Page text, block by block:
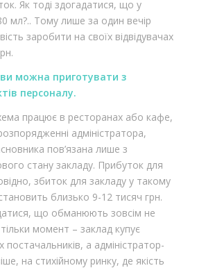
Як тоді здогадатися, що у
мл?.. Тому лише за один вечір
заробити на своїх відвідувачах
можна приготувати з
персоналу.
працює в ресторанах або кафе,
адміністратора,
пов’язана лише з
стану закладу. Прибуток для
збиток для закладу у такому
близько 9-12 тисяч грн.
що обманюють зовсім не
момент – заклад купує
постачальників, а адміністратор-
на стихійному ринку, де якість